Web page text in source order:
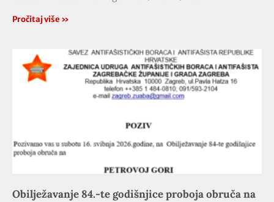
Pročitaj više »
Obilježavanje 84.-te godišnjice proboja obruča na